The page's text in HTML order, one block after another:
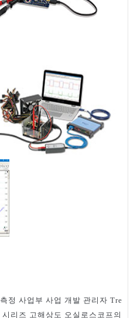
측정 사업부 사업 개발 관리자 Tre
시리즈 고해상도 오실로스코프의